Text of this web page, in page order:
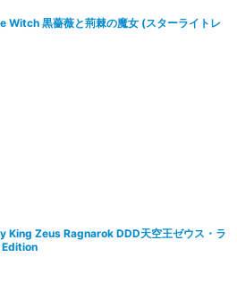
Witch 黒薔薇と荊棘の魔女 (スターライトレ
King Zeus Ragnarok DDD天空王ゼウス・ラ
Edition